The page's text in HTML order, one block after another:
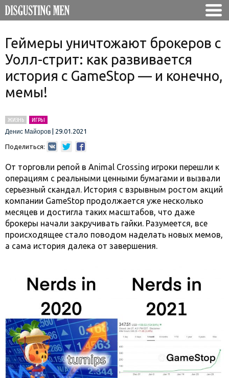
Геймеры уничтожают брокеров с
Уолл-стрит: как развивается
история с GameStop — и конечно,
мемы!
ЖИЗНЬ
ИГРЫ
Денис Майоров
29.01.2021
Поделиться:
От торговли репой в Animal Crossing игроки перешли к
операциям с реальными ценными бумагами и вызвали
серьезный скандал. История с взрывным ростом акций
компании GameStop продолжается уже несколько
месяцев и достигла таких масштабов, что даже
брокеры начали закручивать гайки. Разумеется, все
происходящее стало поводом наделать новых мемов,
а сама история далека от завершения.